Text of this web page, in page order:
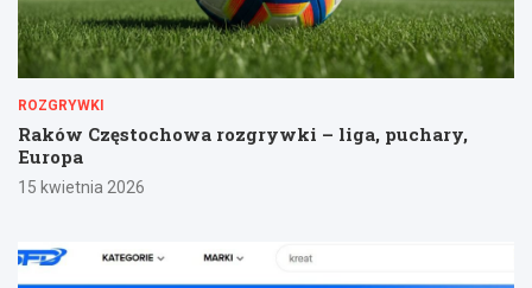
ROZGRYWKI
Raków Częstochowa rozgrywki – liga, puchary,
Europa
15 kwietnia 2026